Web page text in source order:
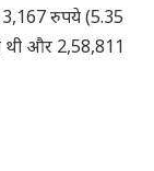
रुपये (5.35
थी और 2,58,811